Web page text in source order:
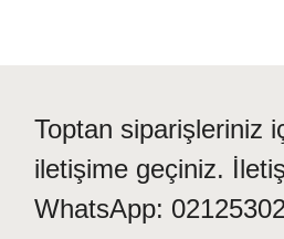
Toptan siparişleriniz
iletişime geçiniz.
WhatsApp: